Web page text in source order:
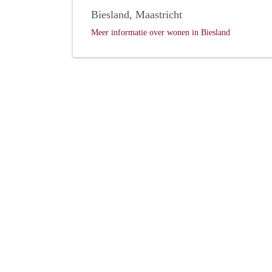
Biesland, Maastricht
Meer informatie over wonen in Biesland